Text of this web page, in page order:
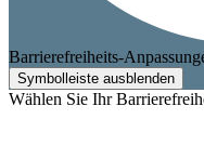
Barrierefreiheits-
Symbolleiste ausblenden
Wählen Sie Ihr